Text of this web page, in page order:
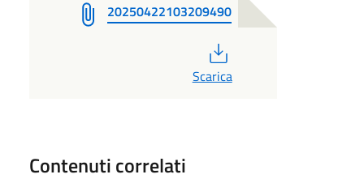
20250422103209490
Scarica
Contenuti correlati